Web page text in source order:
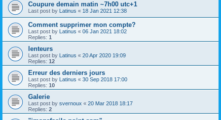
Coupure demain matin ~7h00 utc+1
Last post by Latinus « 18 Jan 2021 12:38
Comment supprimer mon compte?
Last post by Latinus « 06 Jan 2021 18:02
Replies: 1
lenteurs
Last post by Latinus « 20 Apr 2020 19:09
Replies: 12
Erreur des derniers jours
Last post by Latinus « 30 Sep 2018 17:00
Replies: 10
Galerie
Last post by svernoux « 20 Mar 2018 18:17
Replies: 2